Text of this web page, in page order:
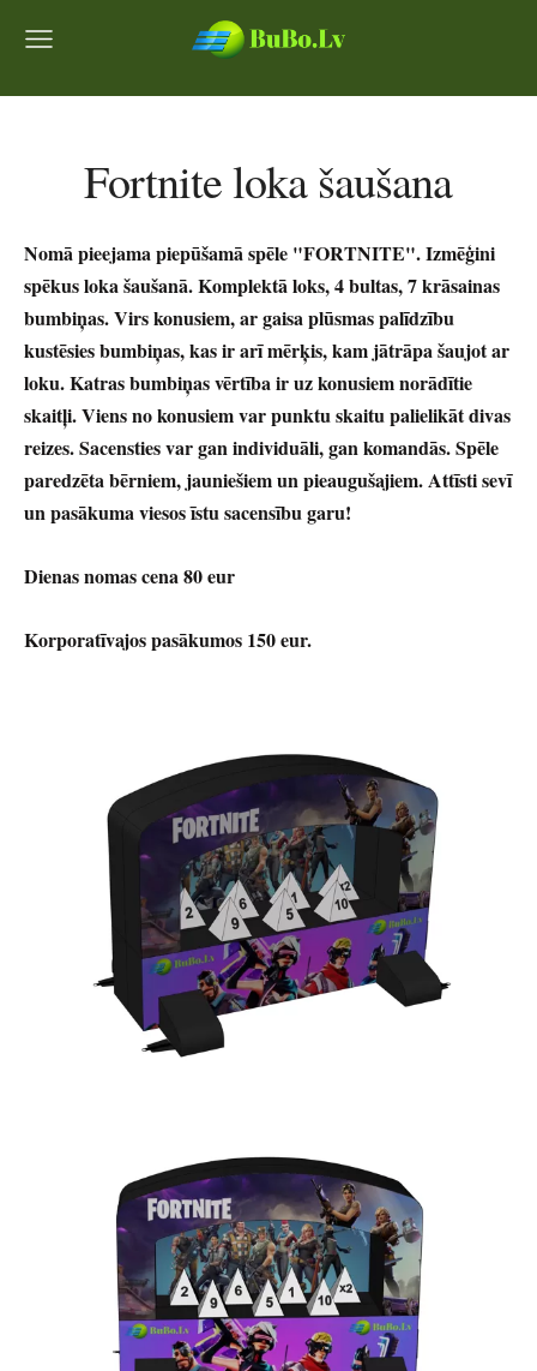
Fortnite loka šaušana
Nomā pieejama piepūšamā spēle "FORTNITE". Izmēģini
spēkus loka šaušanā. Komplektā loks, 4 bultas, 7 krāsainas
bumbiņas. Virs konusiem, ar gaisa plūsmas palīdzību
kustēsies bumbiņas, kas ir arī mērķis, kam jātrāpa šaujot ar
loku. Katras bumbiņas vērtība ir uz konusiem norādītie
skaitļi. Viens no konusiem var punktu skaitu palielikāt divas
reizes. Sacensties var gan individuāli, gan komandās. Spēle
paredzēta bērniem, jauniešiem un pieaugušajiem. Attīsti sevī
un pasākuma viesos īstu sacensību garu!
Dienas nomas cena 80 eur
Korporatīvajos pasākumos 150 eur.